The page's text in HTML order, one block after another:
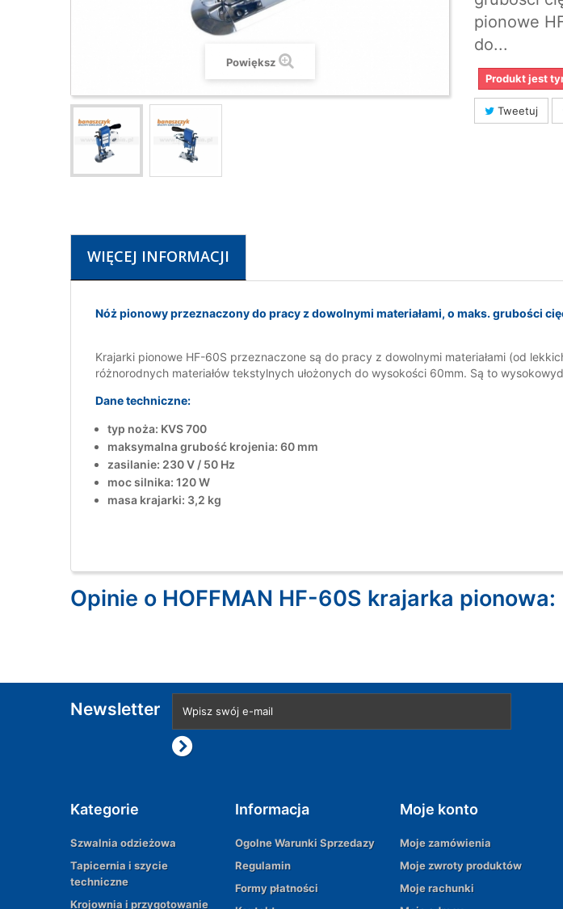
Powiększ
pionowe
do...
Produkt jest
Tweetuj
WIĘCEJ INFORMACJI
Nóż pionowy przeznaczony do pracy z dowolnymi materiałami, o maks. grubości
Krajarki pionowe HF-60S przeznaczone są do pracy z dowolnymi materiałami (od
różnorodnych materiałów tekstylnych ułożonych do wysokości 60mm. Są to
Dane techniczne:
typ noża: KVS 700
maksymalna grubość krojenia: 60 mm
zasilanie: 230 V / 50 Hz
moc silnika: 120 W
masa krajarki: 3,2 kg
Opinie o HOFFMAN HF-60S krajarka pionowa:
Newsletter
Kategorie
Szwalnia odzieżowa
Tapicernia i szycie
techniczne
Krojownia i przygotowanie
Informacja
Ogolne Warunki Sprzedazy
Regulamin
Formy płatności
Moje konto
Moje zamówienia
Moje zwroty produktów
Moje rachunki